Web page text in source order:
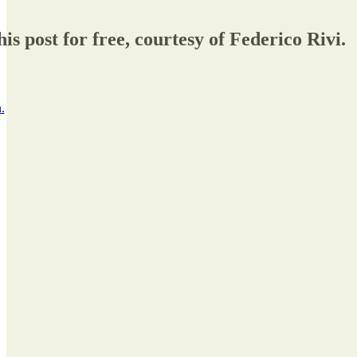
post for free, courtesy of Federico Rivi.